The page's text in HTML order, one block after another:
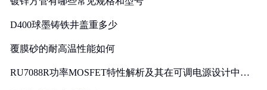
D400球墨铸铁井盖重多少
覆膜砂的耐高温性能如何
RU7088R功率MOSFET特性解析及其在可调电源设计中的